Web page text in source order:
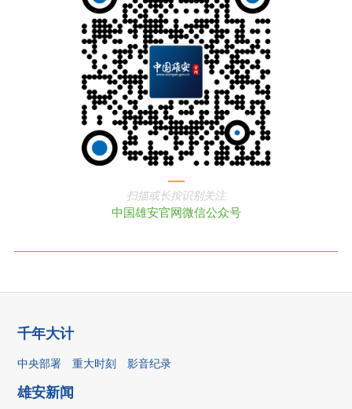
扫描或长按识别关注
中国雄安官网微信公众号
千年大计
中央部署 重大时刻 影音纪录
雄安新闻